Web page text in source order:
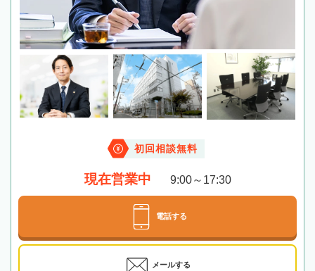
初回相談無料
現在営業中 9:00～17:30
電話する
メールする